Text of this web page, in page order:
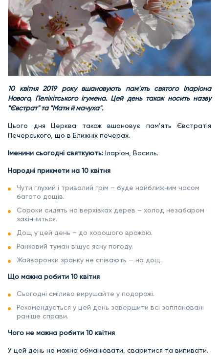
10 квітня 2019 року вшановують пам'ять святого Іларіона
Нового, Пелікітського ігумена. Цей день також носить назву
"Євстрат" та "Мати й мачуха".
Цього дня Церква також вшановує пам’ять Євстратія
Печерського, що в Ближніх печерах.
Іменини сьогодні святкують: Іларіон, Василь.
Народні прикмети на 10 квітня
Чути глухий і тривалий грім – буде найближчим часом
багато дощів.
Сороки сидять на верхівках дерев – холод незабаром
закінчиться.
Дощ у цей день – до хорошого врожаю.
Ранковий туман віщує ясну погоду.
Жайворонки зранку не співають — на дощ.
Що можна робити 10 квітня
Сьогодні сміливо вирушайте у подорожі.
Рекомендується у цей день завершити всі заплановані
раніше справи.
Чого не можна робити 10 квітня
У цей день не можна обманювати, сваритися та випивати.